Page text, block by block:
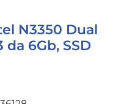
N3350 Dual
da 6Gb, SSD